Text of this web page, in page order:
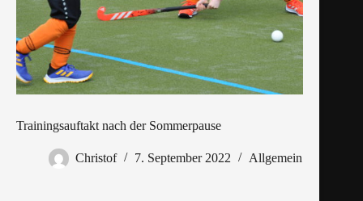
Trainingsauftakt nach der Sommerpause
Christof 7. September 2022 Allgemein